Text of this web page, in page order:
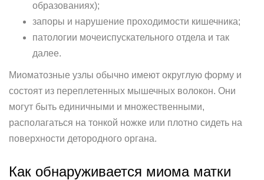
образованиях);
запоры и нарушение проходимости кишечника;
патологии мочеиспускательного отдела и так
далее.
Миоматозные узлы обычно имеют округлую форму и
состоят из переплетенных мышечных волокон. Они
могут быть единичными и множественными,
располагаться на тонкой ножке или плотно сидеть на
поверхности детородного органа.
Как обнаруживается миома матки